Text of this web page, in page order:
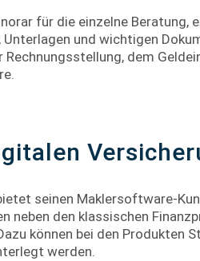
für die einzelne
und wichtigen
dem
seinen Maklersoftware-
neben den klassischen
können bei den Produkten
werden.